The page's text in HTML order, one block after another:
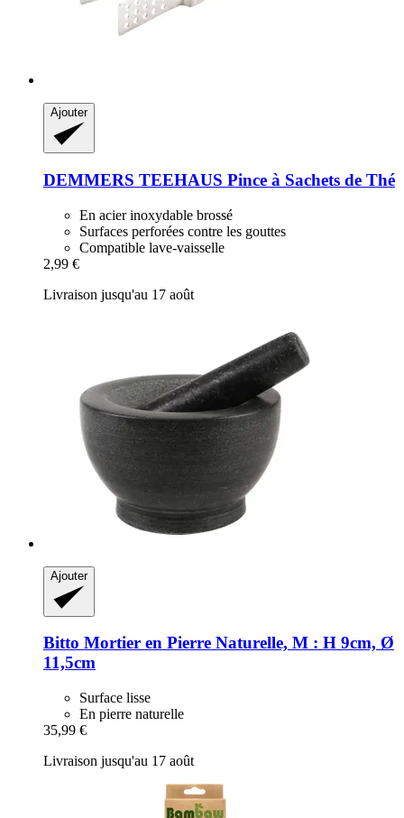
Ajouter
DEMMERS TEEHAUS Pince à Sachets de Thé
En acier inoxydable brossé
Surfaces perforées contre les gouttes
Compatible lave-vaisselle
2,99 €
Livraison jusqu'au 17 août
Ajouter
Bitto Mortier en Pierre Naturelle, M : H 9cm, Ø
11,5cm
Surface lisse
En pierre naturelle
35,99 €
Livraison jusqu'au 17 août